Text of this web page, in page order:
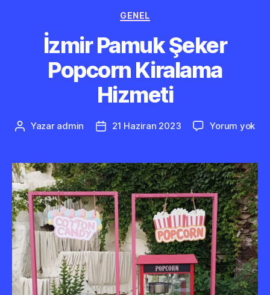
Kategoriler
GENEL
İzmir Pamuk Şeker
Popcorn Kiralama
Hizmeti
Yazının
Yazar admin
Yazı21 Haziran 2023 Yorum yok